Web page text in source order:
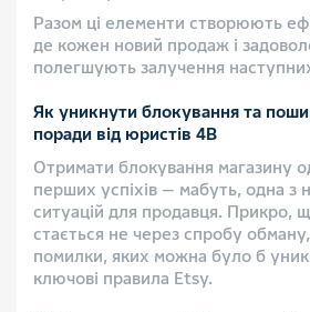
Разом ці елементи створюють
де кожен новий продаж і
полегшують залучення
Як уникнути блокування та
поради від юристів 4B
Отримати блокування магазину
перших успіхів — мабуть, одна з
ситуацій для продавця. Прикро,
стається не через спробу
помилки, яких можна було б
ключові правила Etsy.